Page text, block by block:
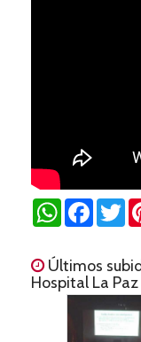
WhatsApp
Últimos
Hospital La Paz